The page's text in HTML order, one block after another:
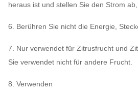
heraus ist und stellen Sie den Strom
6. Berühren Sie nicht die Energie,
7. Nur verwendet für Zitrusfrucht und
Sie verwendet nicht für andere Frucht.
8. Verwenden